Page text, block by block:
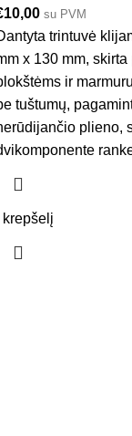
10,00 su PVM
trintuvė
x 130 mm, skirta
ir
tuštumų,
plieno,
krepšelį